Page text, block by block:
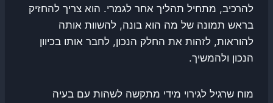
להרכיב, מתחיל תהליך אחר לגמרי. הוא צריך להחזיק
בראש תמונה של מה הוא בונה, להשוות אותה
להוראות, לזהות את החלק הנכון, לחבר אותו בכיוון
הנכון ולהמשיך.
מוח שרגיל לגירוי מידי מתקשה לשהות עם בעיה